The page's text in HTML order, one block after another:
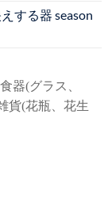
する器 season
器(グラス、
貨(花瓶、花生